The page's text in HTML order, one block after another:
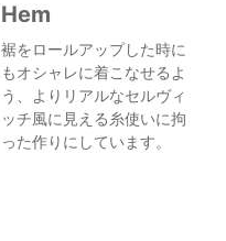
Hem
裾をロールアップした時に
もオシャレに着こなせるよ
う、よりリアルなセルヴィ
ッチ風に見える糸使いに拘
った作りにしています。